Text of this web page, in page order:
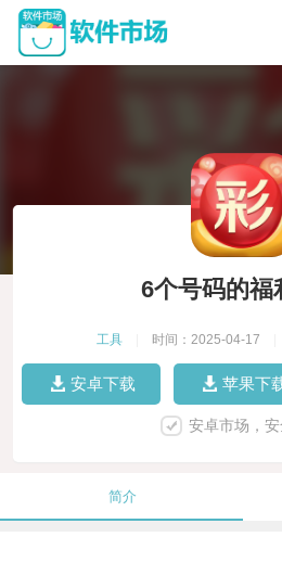
6个号码的福
工具 时间：2025-04-17
安卓下载 苹果下
安卓市场，
简介